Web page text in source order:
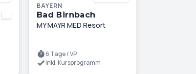
BAYERN
Bad Birnbach
MY MAYR MED Resort
6 Tage / VP
inkl. Kursprogramm